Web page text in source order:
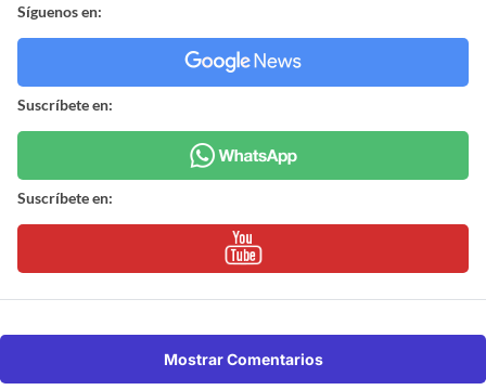
Síguenos en:
Suscríbete en:
Suscríbete en:
Mostrar Comentarios